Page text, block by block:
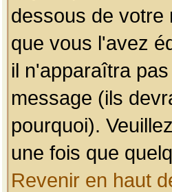
dessous de votre
que vous l'avez
il n'apparaîtra
message (ils
pourquoi).
une fois que
Revenir en haut